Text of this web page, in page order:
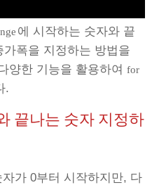
에 시작하는 숫자와 끝
폭을 지정하는 방법을
양한 기능을 활용하여 for
.
끝나는 숫자 지정하
가 0부터 시작하지만, 다